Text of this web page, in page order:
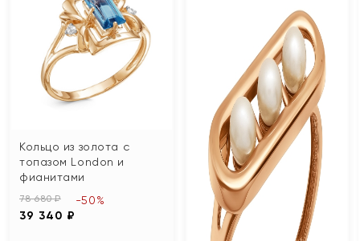
Кольцо из золота с
топазом London и
фианитами
78 680 ₽
39 340 ₽
-50%